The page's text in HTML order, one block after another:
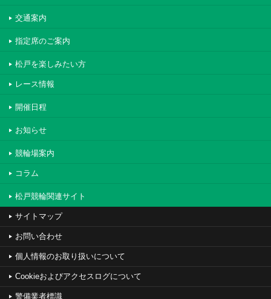
交通案内
指定席のご案内
松戸を楽しみたい方
レース情報
開催日程
お知らせ
競輪場案内
コラム
松戸競輪関連サイト
サイトマップ
お問い合わせ
個人情報のお取り扱いについて
Cookieおよびアクセスログについて
警備業者標識